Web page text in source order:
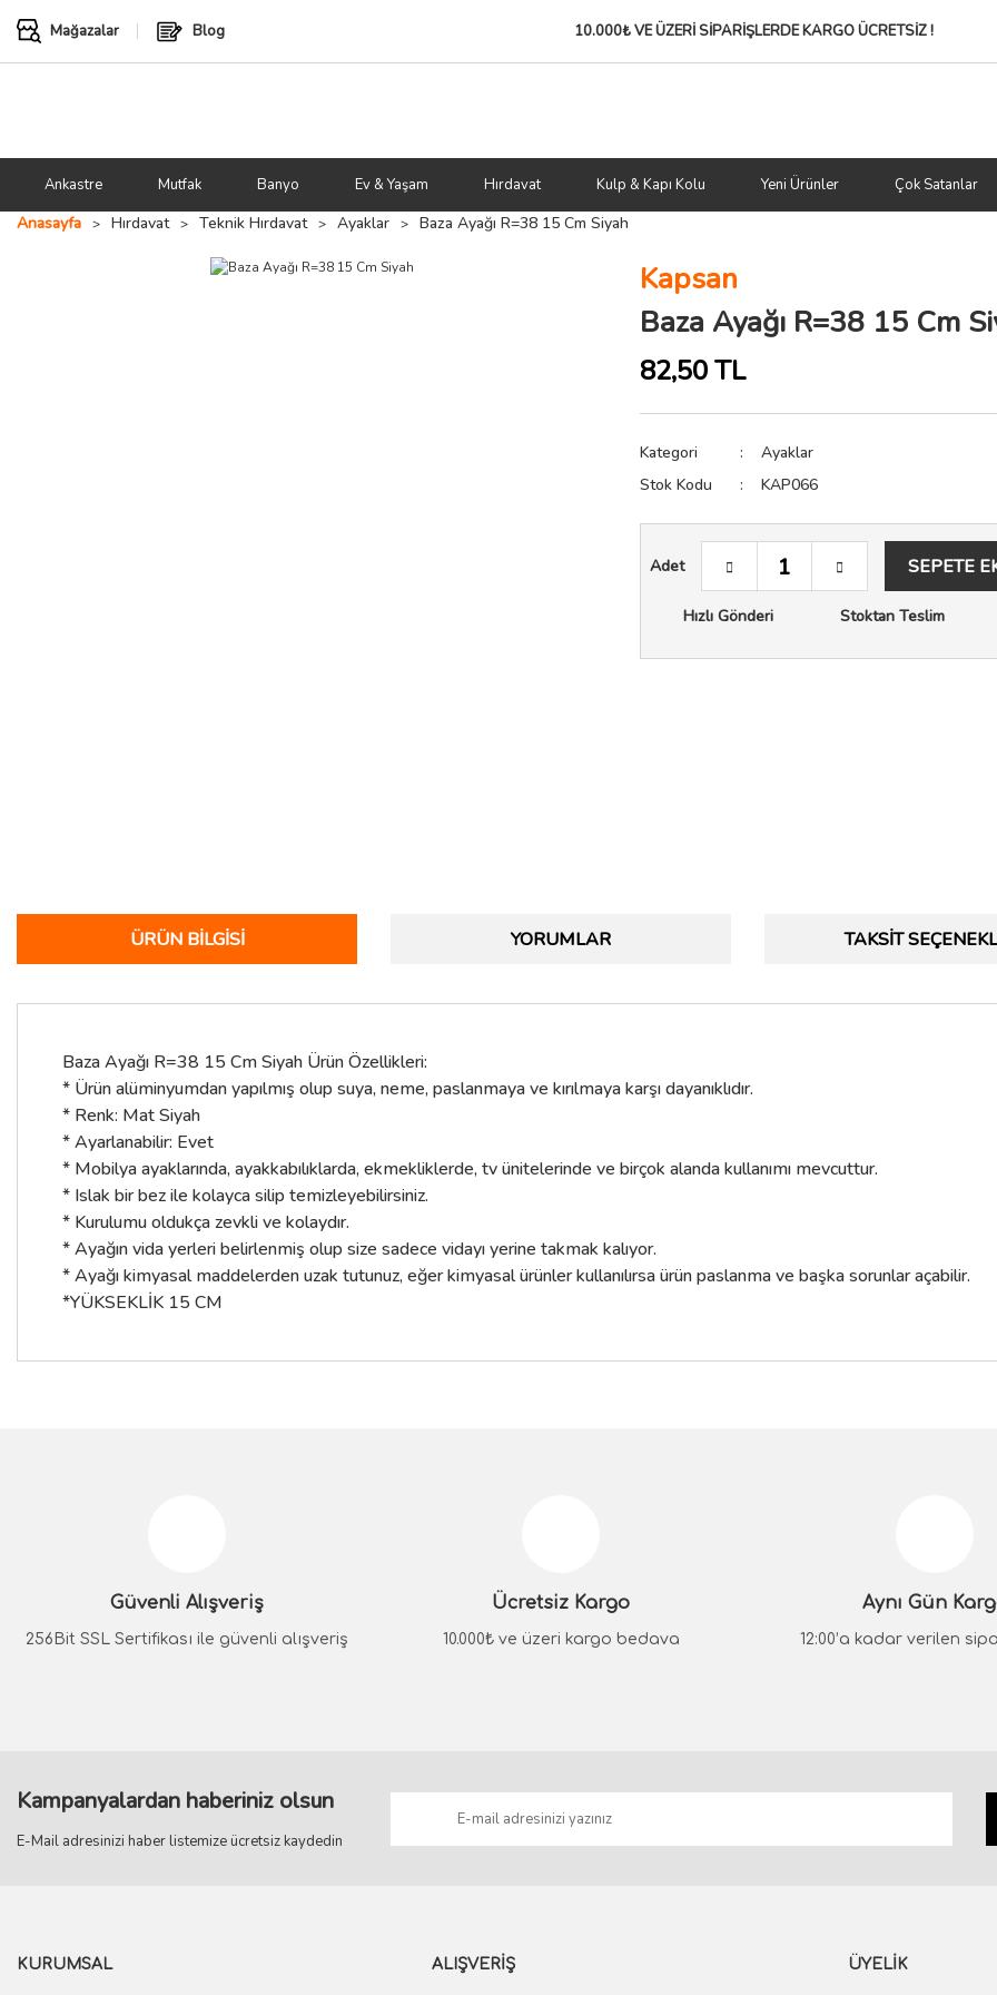
Mağazalar Blog 10.000₺ VE ÜZERİ SİPARİŞLERDEKARGO ÜCRETSİZ !
Ankastre Mutfak Banyo Ev & Yaşam Hırdavat Kulp & Kapı Kolu Yeni Ürünler Çok Satanlar
Anasayfa
Hırdavat Teknik Hırdavat Ayaklar Baza Ayağı R=38 15 Cm Siyah
Kapsan
Baza Ayağı R=38 15 Cm
82,50 TL
Kategori
Ayaklar
Stok Kodu
KAP066
Adet SEPETE
Hızlı Gönderi Stoktan Teslim
ÜRÜN BILGISI YORUMLAR TAKSIT
Baza Ayağı R=38 15 Cm Siyah Ürün Özellikleri:
* Ürün alüminyumdan yapılmış olup suya, neme, paslanmaya ve kırılmaya karşı dayanıklıdır.
* Renk: Mat Siyah
* Ayarlanabilir: Evet
* Mobilya ayaklarında, ayakkabılıklarda, ekmekliklerde, tv ünitelerinde ve birçok alanda kullanımı mevcuttur.
* Islak bir bez ile kolayca silip temizleyebilirsiniz.
* Kurulumu oldukça zevkli ve kolaydır.
* Ayağın vida yerleri belirlenmiş olup size sadece vidayı yerine takmak kalıyor.
* Ayağı kimyasal maddelerden uzak tutunuz, eğer kimyasal ürünler kullanılırsa ürün paslanma ve başka sorunlar açabilir.
*YÜKSEKLİK 15 CM
Ürün bilgilerinde hatalar bulunuyor.
Ürün fiyatı diğer sitelerden daha pahalı.
Güvenli Alışveriş
256Bit SSL Sertifikası ile güvenli alışveriş
Ücretsiz Kargo
10.000₺ ve üzeri kargo bedava
Aynı Gün
12:00’a kadar verilen
Kampanyalardan haberiniz olsun
E-Mail adresinizi haber listemize ücretsiz kaydedin
KURUMSAL ALIŞVERİŞ ÜYELİK